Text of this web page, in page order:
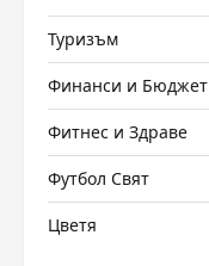
Туризъм
Финанси и Бюджет
Фитнес и Здраве
Футбол Свят
Цветя